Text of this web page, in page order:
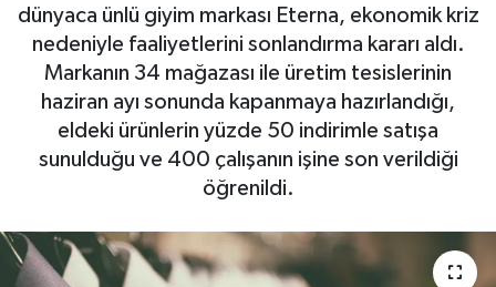
dünyaca ünlü giyim markası Eterna, ekonomik kriz
nedeniyle faaliyetlerini sonlandırma kararı aldı.
Markanın 34 mağazası ile üretim tesislerinin
haziran ayı sonunda kapanmaya hazırlandığı,
eldeki ürünlerin yüzde 50 indirimle satışa
sunulduğu ve 400 çalışanın işine son verildiği
öğrenildi.
SİYASET
YAŞAM
SPOR
Son Dakika Haberleri
Haber Arşivi